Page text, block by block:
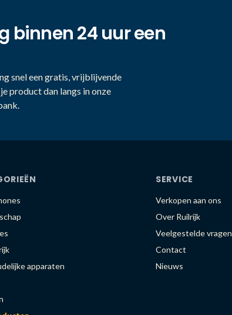
binnen 24 uur een
snel een gratis, vrijblijvende
product dan langs in onze
apparaten
SERVICE
Verkopen aan ons
Over Ruilrijk
Veelgestelde vragen
Contact
Nieuws